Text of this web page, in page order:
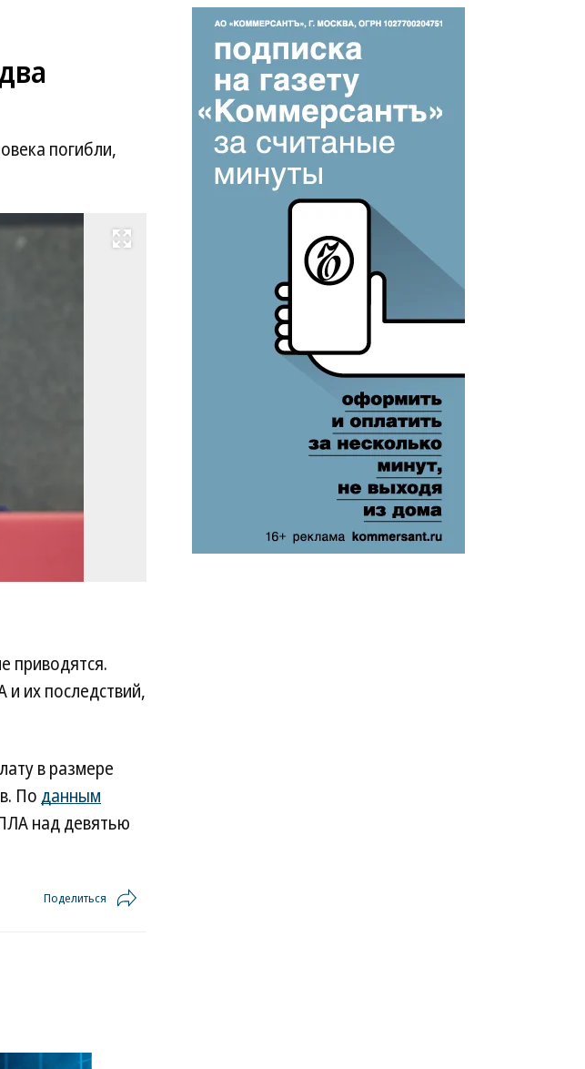
погибли,
Развернуть на весь экран
приводятся.
их последствий,
в размере
По данным
над девятью
Поделиться